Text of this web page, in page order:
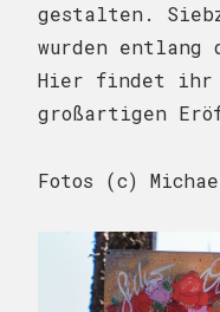
gestalten.
wurden entlang
Hier findet ihr
großartigen
Fotos (c)